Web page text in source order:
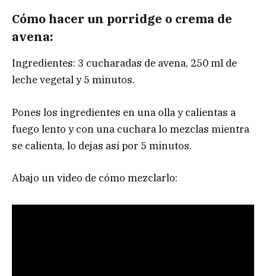
Cómo hacer un porridge o crema de
avena:
Ingredientes: 3 cucharadas de avena, 250 ml de
leche vegetal y 5 minutos.
Pones los ingredientes en una olla y calientas a
fuego lento y con una cuchara lo mezclas mientra
se calienta, lo dejas así por 5 minutos.
Abajo un video de cómo mezclarlo: